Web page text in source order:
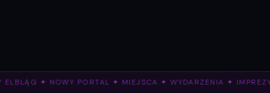
ELBLĄG ✦ NOWY PORTAL ✦ MIEJSCA ✦ WYDARZENIA ✦